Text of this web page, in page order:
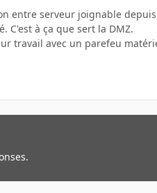
entre serveur joignable
C'est à ça que sert la DMZ.
travail avec un parefeu